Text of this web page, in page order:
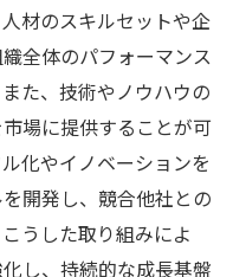
材のスキルセットや企
全体のパフォーマンス
た、技術やノウハウの
場に提供することが可
化やイノベーションを
開発し、競合他社との
うした取り組みによ
し、持続的な成長基盤